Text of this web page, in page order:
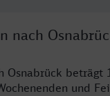
nach
Osnabrück beträgt
und